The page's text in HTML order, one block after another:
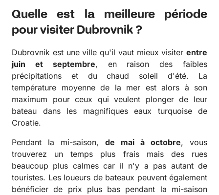
Quelle est la meilleure période
pour visiter Dubrovnik ?
Dubrovnik est une ville qu'il vaut mieux visiter entre
juin et septembre, en raison des faibles
précipitations et du chaud soleil d'été. La
température moyenne de la mer est alors à son
maximum pour ceux qui veulent plonger de leur
bateau dans les magnifiques eaux turquoise de
Croatie.
Pendant la mi-saison, de mai à octobre, vous
trouverez un temps plus frais mais des rues
beaucoup plus calmes car il n'y a pas autant de
touristes. Les loueurs de bateaux peuvent également
bénéficier de prix plus bas pendant la mi-saison